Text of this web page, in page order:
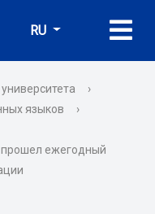
RU
›
языков
›
ежегодный